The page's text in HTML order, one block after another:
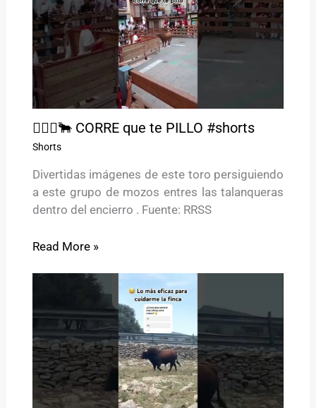
🏃🏻‍♂️🐂 CORRE que te PILLO #shorts
Shorts
Divertidas imágenes de este toro persiguiendo
a este grupo de mozos entres las talanqueras
dentro del encierro . Fuente: RRSS
Read More »